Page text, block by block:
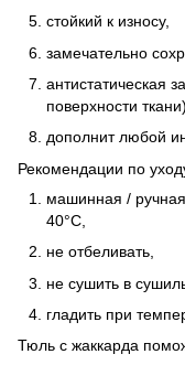
стойкий к износу,
замечательно
антистатическая
поверхности ткани)
дополнит любой
Рекомендации по
машинная /
40°C,
не отбеливать,
не сушить в
гладить при
Тюль с жаккарда